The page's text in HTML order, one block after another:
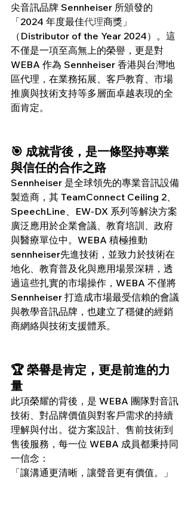
尖音訊品牌 Sennheiser 所頒發的
「2024 年度最佳代理商獎」
（Distributor of the Year 2024）。這
不僅是一項至高無上的榮譽，更是對
WEBA 作為 Sennheiser 香港與台灣地
區代理，在業務拓展、客戶教育、市場
推廣與技術支持等多層面卓越表現的全
面肯定。
🎯 成就背後，是一條堅持專業
與信任的合作之路
Sennheiser 是全球領先的專業音訊設備
製造商，其 TeamConnect Ceiling 2、
SpeechLine、EW-DX 系列等解決方案
廣泛應用於企業會議、教育培訓、政府
與醫療單位中。WEBA 積極推動
sennheiser先進技術，並致力於技術在
地化、教育普及化與應用場景深耕，透
過這些扎實的市場操作，WEBA 不僅將
Sennheiser 打造成市場最受信賴的會議
與教學音訊品牌，也建立了穩健的經銷
商網絡與技術支援體系。
🏆 榮譽是肯定，更是前進的力
量
此項榮耀的背後，是 WEBA 團隊對音訊
技術、對品牌價值與對客戶需求的持續
理解與付出。從方案設計、售前技術到
售後服務，每一位 WEBA 成員都秉持同
一信念：
「讓溝通更清晰，讓聲音更有價值。」